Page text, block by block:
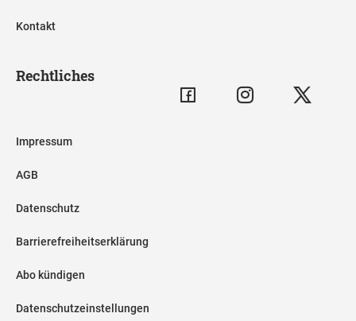
Kontakt
Rechtliches
Impressum
AGB
Datenschutz
Barrierefreiheitserklärung
Abo kündigen
Datenschutzeinstellungen